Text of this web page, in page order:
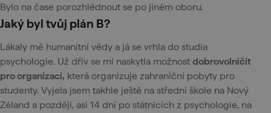
Bylo na čase porozhlédnout se po jiném oboru.
Jaký byl tvůj plán B?
Lákaly mě humanitní vědy a já se vrhla do studia
psychologie. Už dřív se mi naskytla možnost dobrovolničit
pro organizaci, která organizuje zahraniční pobyty pro
studenty. Vyjela jsem takhle ještě na střední škole na Nový
Zéland a později, asi 14 dní po státnicích z psychologie, na